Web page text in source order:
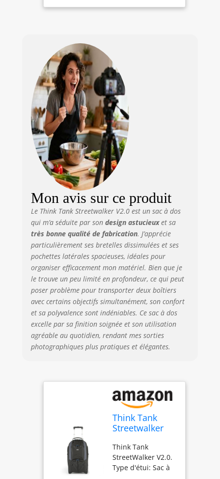
Notebook,
de Notebook: 38,1
Mon avis sur ce produit
Le Think Tank Streetwalker V2.0 est un sac à dos
qui m’a séduite par son design astucieuxet sa
très bonne qualité de fabrication. J’apprécie
particulièrement ses bretelles dissimulées et ses
pochettes latérales spacieuses, idéales pour
organiser efficacement mon matériel. Bien que je
le trouve un peu limité en profondeur, ce qui peut
poser problème pour transporter deux boîtiers
avec certains objectifs simultanément, son confort
et sa polyvalence sont indéniables. Ce sac à dos
excelle par sa finition soignée et son utilisation
agréable au quotidien, rendant mes sorties
photographiques plus pratiques et élégantes.
Think Tank
Streetwalker
Noir - Étuis et
Housses
d’appareils
Think Tank
StreetWalker V2.0.
Type d'étui: Sac à